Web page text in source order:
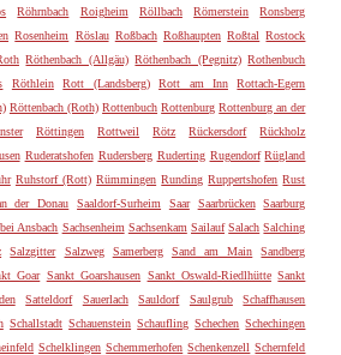
Röhrnbach Roigheim Röllbach Römerstein
Ronsberg
Rosenheim Röslau Roßbach Roßhaupten Roßtal Rostock
Röthenbach (Allgäu) Röthenbach (Pegnitz) Rothenbuch
Röthlein Rott (Landsberg) Rott am Inn
Rottach-Egern
Röttenbach (Roth) Rottenbuch Rottenburg Rottenburg an der
Röttingen Rottweil Rötz Rückersdorf
Rückholz
Ruderatshofen Rudersberg Ruderting Rugendorf Rügland
Ruhstorf (Rott) Rümmingen Runding Ruppertshofen Rust
der Donau Saaldorf-Surheim Saar Saarbrücken
Saarburg
Ansbach Sachsenheim Sachsenkam Sailauf Salach Salching
Salzgitter Salzweg Samerberg Sand am Main
Sandberg
Goar Sankt Goarshausen Sankt Oswald-Riedlhütte Sankt
Satteldorf Sauerlach Sauldorf Saulgrub
Schaffhausen
Schallstadt Schauenstein Schaufling Schechen Schechingen
Schelklingen Schemmerhofen Schenkenzell Schernfeld